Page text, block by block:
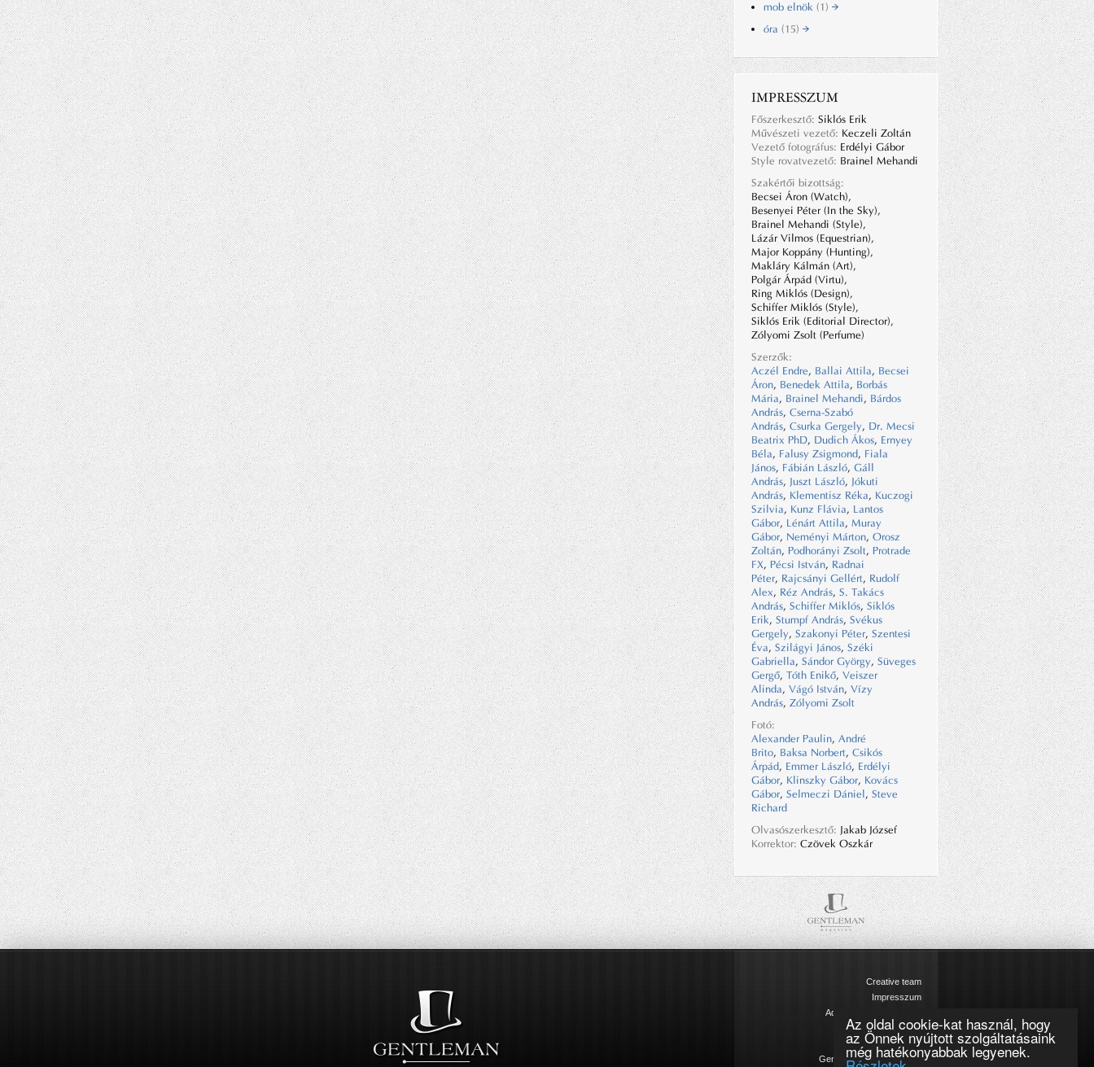
Az oldal cookie-kat használ, hogy
az Önnek nyújtott szolgáltatásaink
még hatékonyabbak legyenek.
mob elnök (1)
óra (15)
IMPRESSZUM
Főszerkesztő: Siklós Erik
Művészeti vezető: Keczeli Zoltán
Vezető fotográfus: Erdélyi Gábor
Style rovatvezető: Brainel Mehandi
Szakértői bizottság:
Becsei Áron (Watch),
Besenyei Péter (In the Sky),
Brainel Mehandi (Style),
Lázár Vilmos (Equestrian),
Major Koppány (Hunting),
Makláry Kálmán (Art),
Polgár Árpád (Virtu),
Ring Miklós (Design),
Schiffer Miklós (Style),
Siklós Erik (Editorial Director),
Zólyomi Zsolt (Perfume)
Szerzők:
Aczél Endre, Ballai Attila, Becsei
Áron, Benedek Attila, Borbás
Mária, Brainel Mehandi, Bárdos
András, Cserna-Szabó
András, Csurka Gergely, Dr. Mecsi
Beatrix PhD, Dudich Ákos, Ernyey
Béla, Falusy Zsigmond, Fiala
János, Fábián László, Gáll
András, Juszt László, Jókuti
András, Klementisz Réka, Kuczogi
Szilvia, Kunz Flávia, Lantos
Gábor, Lénárt Attila, Muray
Gábor, Neményi Márton, Orosz
Zoltán, Podhorányi Zsolt, Protrade
FX, Pécsi István, Radnai
Péter, Rajcsányi Gellért, Rudolf
Alex, Réz András, S. Takács
András, Schiffer Miklós, Siklós
Erik, Stumpf András, Svékus
Gergely, Szakonyi Péter, Szentesi
Éva, Szilágyi János, Széki
Gabriella, Sándor György, Süveges
Gergő, Tóth Enikő, Veiszer
Alinda, Vágó István, Vízy
András, Zólyomi Zsolt
Fotó:
Alexander Paulin, André
Brito, Baksa Norbert, Csikós
Árpád, Emmer László, Erdélyi
Gábor, Klinszky Gábor, Kovács
Gábor, Selmeczi Dániel , Steve
Richard
Olvasószerkesztő: Jakab József
Korrektor: Czövek Oszkár
Creative team
Impresszum
Adatkezelési tájékoztató
Cookie szabályzat
Magazinok
Gentleman kommunikáció